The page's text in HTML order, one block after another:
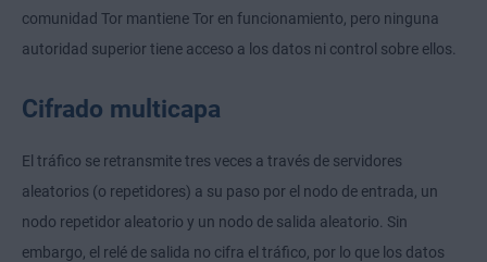
comunidad Tor mantiene Tor en funcionamiento, pero ninguna
autoridad superior tiene acceso a los datos ni control sobre ellos.
Cifrado multicapa
El tráfico se retransmite tres veces a través de servidores
aleatorios (o repetidores) a su paso por el nodo de entrada, un
nodo repetidor aleatorio y un nodo de salida aleatorio. Sin
embargo, el relé de salida no cifra el tráfico, por lo que los datos